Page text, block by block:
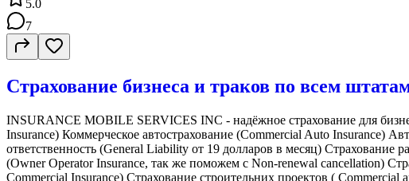
5.0
7
Страхование бизнеса и траков по всем
INSURANCE MOBILE SERVICES INC - надёжное страхование для
Insurance) Коммерческое автострахование (Commercial Auto Insurance)
ответственность (General Liability от 19 долларов в месяц) Страхование
(Owner Operator Insurance, так же поможем с Non-renewal cancellation)
Commercial Insurance) Страхование строительних проектов (